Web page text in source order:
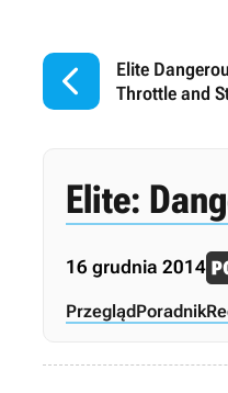

Elite
Throttle and
Elite:
16 grudnia 2014
PrzeglądPoradnik